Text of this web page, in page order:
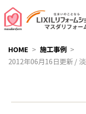
HOME
施工事例
2012年06月16日更新 /